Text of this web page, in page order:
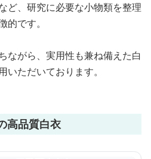
ど、研究に必要な小物類を整理
的です。
ながら、実用性も兼ね備えた白
ただいております。
高品質白衣